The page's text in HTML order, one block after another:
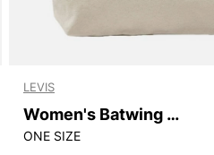
LEVIS
Women's Batwing Tote
ONE SIZE